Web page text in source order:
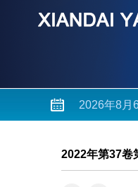
2026年8月
2022年第37卷